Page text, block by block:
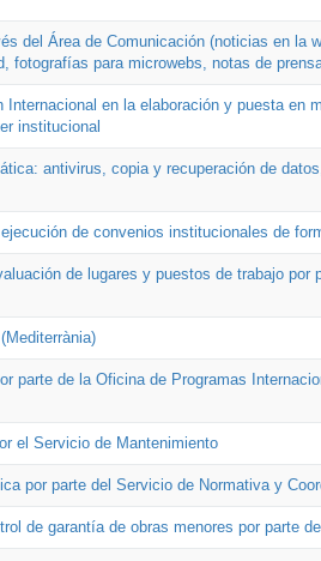
del Área de Comunicación (noticias en la
fotografías para microwebs, notas de
en la elaboración y puesta en
institucional
antivirus, copia y recuperación de
de convenios institucionales de
de lugares y puestos de trabajo por
parte de la Oficina de Programas
el Servicio de Mantenimiento
por parte del Servicio de Normativa y
de garantía de obras menores por parte